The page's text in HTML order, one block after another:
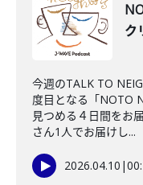
ク
今週のTALK TO
度目となる「NOTO
見つめる４日間をお
さん1人でお届けし...
2026.04.10 |